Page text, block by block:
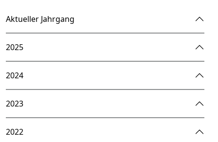
Aktueller Jahrgang
2025
2024
2023
2022